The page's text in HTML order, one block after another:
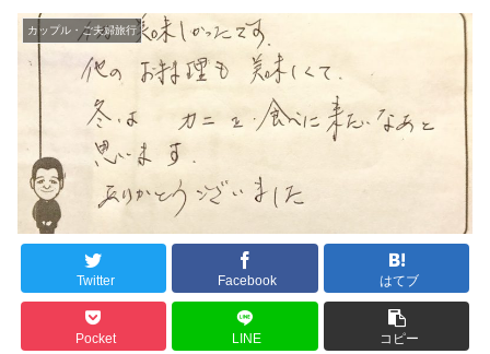
カップル・ご夫婦旅行
Twitter Facebook はてブ
Pocket LINE コピー